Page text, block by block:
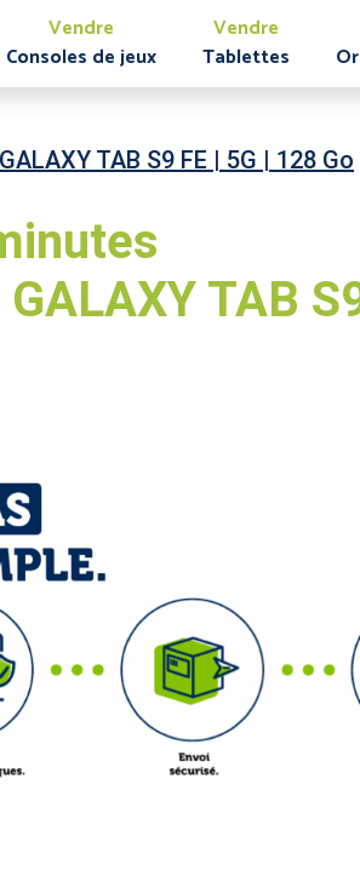
Vendre
Consoles de jeux
Vendre
Tablettes
GALAXY TAB S9 FE | 5G | 128 Go
TAB